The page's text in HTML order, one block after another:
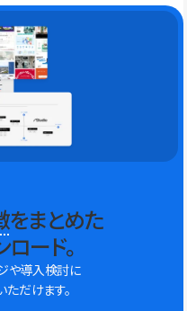
をまとめた
ード。
や導入検討に
だけます。